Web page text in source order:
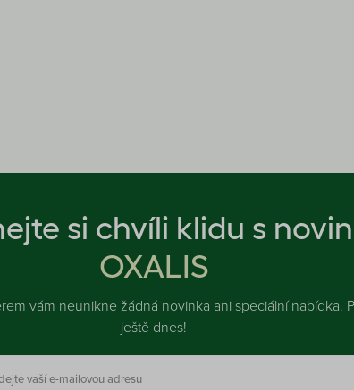
si chvíli klidu s
OXALIS
vám neunikne žádná novinka ani speciální nabídka.
ještě dnes!